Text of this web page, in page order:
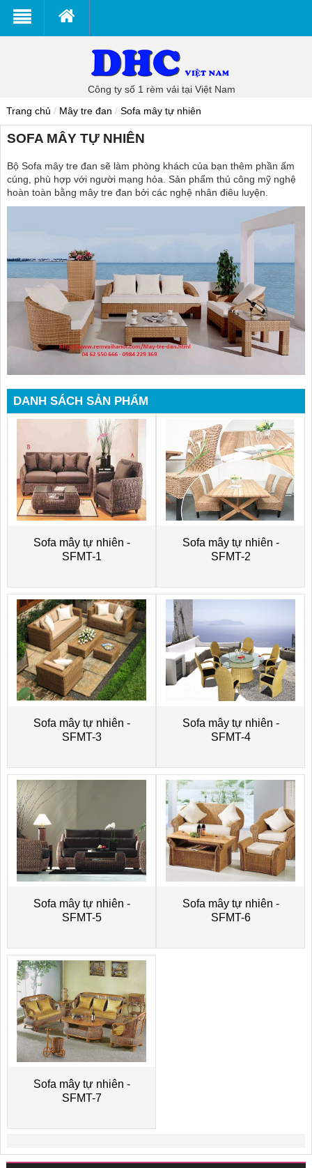
Công ty số 1 rèm vải tại Việt Nam
Trang chủ / Mây tre đan / Sofa mây tự nhiên
SOFA MÂY TỰ NHIÊN
Bộ Sofa mây tre đan sẽ làm phòng khách của bạn thêm phần ấm
cúng, phù hợp với người mạng hỏa. Sản phẩm thủ công mỹ nghệ
hoàn toàn bằng mây tre đan bởi các nghệ nhân điêu luyện.
DANH SÁCH SẢN PHẨM
Sofa mây tự nhiên -
SFMT-1
Sofa mây tự nhiên -
SFMT-2
Sofa mây tự nhiên -
SFMT-3
Sofa mây tự nhiên -
SFMT-4
Sofa mây tự nhiên -
SFMT-5
Sofa mây tự nhiên -
SFMT-6
Sofa mây tự nhiên -
SFMT-7